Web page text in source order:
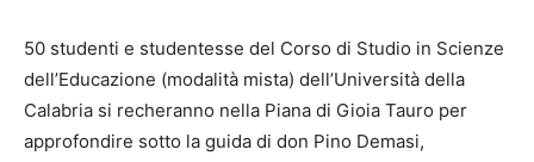
50 studenti e studentesse del Corso di Studio in Scienze
dell’Educazione (modalità mista) dell’Università della
Calabria si recheranno nella Piana di Gioia Tauro per
approfondire sotto la guida di don Pino Demasi,